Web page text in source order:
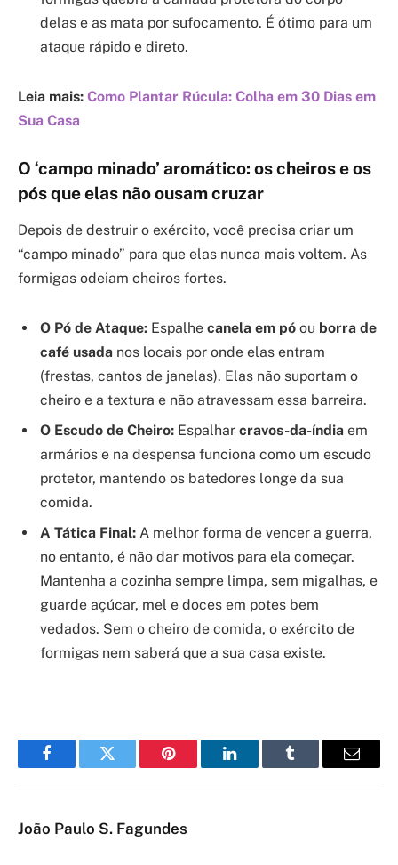
delas e as mata por sufocamento. É ótimo para um
ataque rápido e direto.
Leia mais: Como Plantar Rúcula: Colha em 30 Dias em
Sua Casa
O ‘campo minado’ aromático: os cheiros e os
pós que elas não ousam cruzar
Depois de destruir o exército, você precisa criar um
“campo minado” para que elas nunca mais voltem. As
formigas odeiam cheiros fortes.
O Pó de Ataque: Espalhe canela em pó ou borra de
café usada nos locais por onde elas entram
(frestas, cantos de janelas). Elas não suportam o
cheiro e a textura e não atravessam essa barreira.
O Escudo de Cheiro: Espalhar cravos-da-índia em
armários e na despensa funciona como um escudo
protetor, mantendo os batedores longe da sua
comida.
A Tática Final: A melhor forma de vencer a guerra,
no entanto, é não dar motivos para ela começar.
Mantenha a cozinha sempre limpa, sem migalhas, e
guarde açúcar, mel e doces em potes bem
vedados. Sem o cheiro de comida, o exército de
formigas nem saberá que a sua casa existe.
FacebookTwitter Pinterest LinkedInTumblr Email
João Paulo S. Fagundes